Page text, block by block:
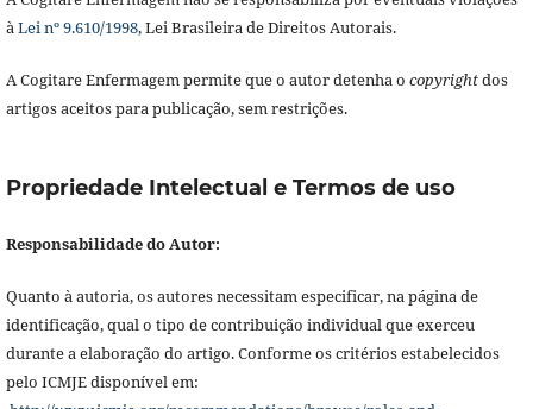
àLei nº 9.610/1998, Lei Brasileira de Direitos Autorais.
A Cogitare Enfermagem permite que o autor detenha o copyrightdos
artigos aceitos para publicação, sem restrições.
Propriedade Intelectual e Termos de uso
Responsabilidade do Autor:
Quanto à autoria, os autores necessitam especificar, na página de
identificação, qual o tipo de contribuição individual que exerceu
durante a elaboração do artigo. Conforme os critérios estabelecidos
pelo ICMJE disponível em: